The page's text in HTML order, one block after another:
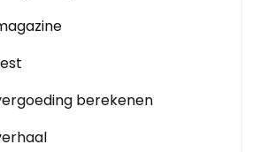
berekenen